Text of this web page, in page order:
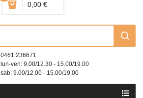
0,00 €
0461.236671
lun-ven: 9.00/12.30 - 15.00/19.00
sab: 9.00/12.00 - 15.00/19.00